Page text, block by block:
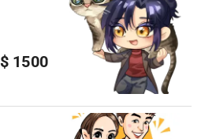
$ 1500